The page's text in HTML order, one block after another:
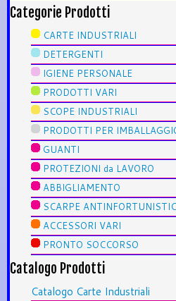
Categorie Prodotti
CARTE INDUSTRIALI
DETERGENTI
IGIENE PERSONALE
PRODOTTI VARI
SCOPE INDUSTRIALI
PRODOTTI PER
GUANTI
PROTEZIONI da LAVORO
ABBIGLIAMENTO
SCARPE
ACCESSORI VARI
PRONTO SOCCORSO
Catalogo Prodotti
Catalogo Carte Industriali